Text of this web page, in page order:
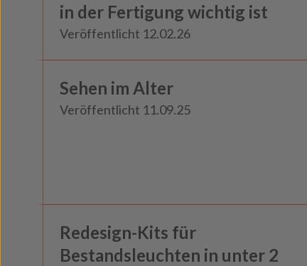
in der Fertigung wichtig ist
Veröffentlicht 12.02.26
Sehen im Alter
Veröffentlicht 11.09.25
Neuigkeiten
Redesign-Kits für
Bestandsleuchten in unter 2